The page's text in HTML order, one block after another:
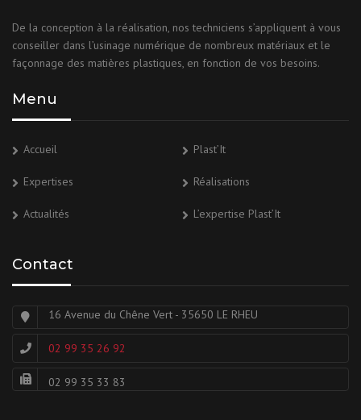
De la conception à la réalisation, nos techniciens s’appliquent à vous
conseiller dans l’usinage numérique de nombreux matériaux et le
façonnage des matières plastiques, en fonction de vos besoins.
Menu
Accueil Plast’It
Expertises Réalisations
Actualités L’expertise Plast’It
Contact
16 Avenue du Chêne Vert - 35650 LE RHEU
02 99 35 26 92
02 99 35 33 83